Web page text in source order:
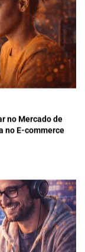
no Mercado de
no E-commerce